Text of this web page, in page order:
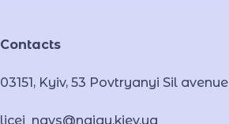
Contacts
03151, Kyiv, 53 Povtryanyi Sil avenue
licei_navs@naiau.kiev.ua